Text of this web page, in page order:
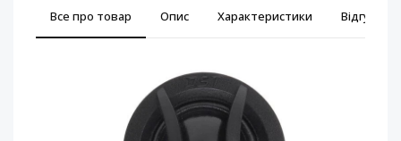
Все про товар Опис Характеристики Відгуки (0)